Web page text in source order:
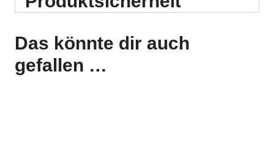
Das könnte dir auch
gefallen …